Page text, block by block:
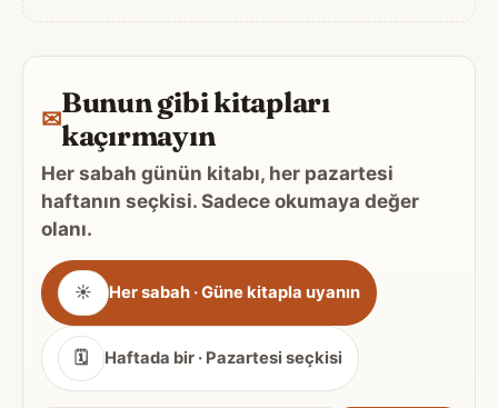
✉Bunun gibi kitapları
kaçırmayın
Her sabah günün kitabı, her pazartesi
haftanın seçkisi. Sadece okumaya değer
olanı.
Gönderim
sıklığı
☀ Her sabah · Güne kitapla uyanın
🗓 Haftada bir · Pazartesi seçkisi